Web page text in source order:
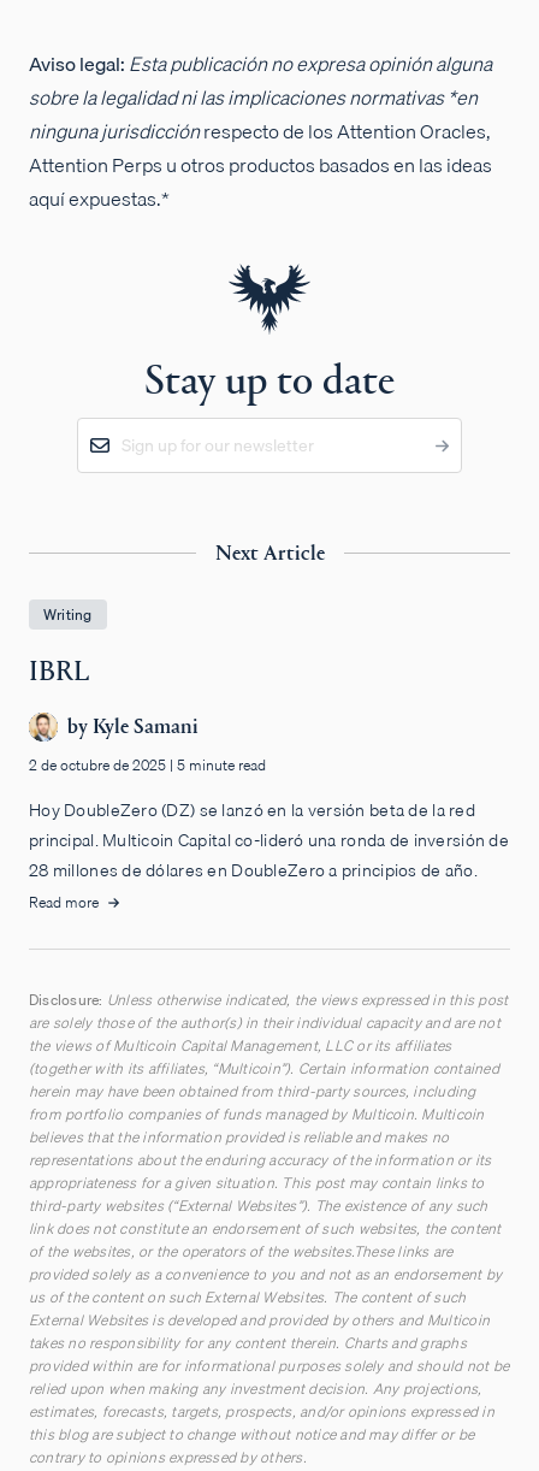
Aviso legal:Esta publicación no expresa opinión alguna
sobre la legalidad ni las implicaciones normativas*en
ninguna jurisdicciónrespecto de los Attention Oracles,
Attention Perps u otros productos basados en las ideas
aquí expuestas.*
Stay up to date
Next Article
Writing
IBRL
by Kyle Samani
2 de octubre de 2025 | 5 minute read
Hoy DoubleZero (DZ) se lanzó en la versión beta de la red
principal. Multicoin Capital co-lideró una ronda de inversión de
28 millones de dólares en DoubleZero a principios de año.
Read more
Disclosure: Unless otherwise indicated, the views expressed in this post
are solely those of the author(s) in their individual capacity and are not
the views of Multicoin Capital Management, LLC or its affiliates
(together with its affiliates, “Multicoin”). Certain information contained
herein may have been obtained from third-party sources, including
from portfolio companies of funds managed by Multicoin. Multicoin
believes that the information provided is reliable and makes no
representations about the enduring accuracy of the information or its
appropriateness for a given situation. This post may contain links to
third-party websites (“External Websites”). The existence of any such
link does not constitute an endorsement of such websites, the content
of the websites, or the operators of the websites.These links are
provided solely as a convenience to you and not as an endorsement by
us of the content on such External Websites. The content of such
External Websites is developed and provided by others and Multicoin
takes no responsibility for any content therein. Charts and graphs
provided within are for informational purposes solely and should not be
relied upon when making any investment decision. Any projections,
estimates, forecasts, targets, prospects, and/or opinions expressed in
this blog are subject to change without notice and may differ or be
contrary to opinions expressed by others.